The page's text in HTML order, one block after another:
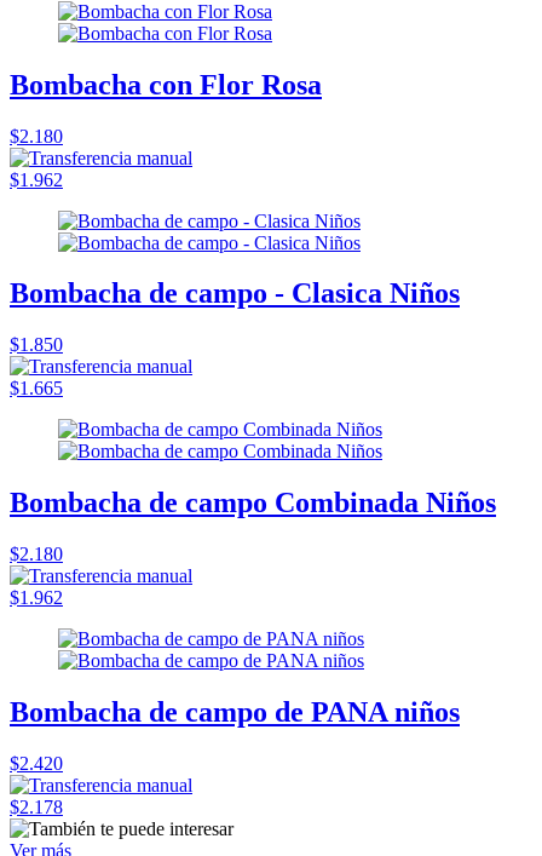
Bombacha con Flor Rosa
$2.180
$1.962
Bombacha de campo - Clasica Niños
$1.850
$1.665
Bombacha de campo Combinada Niños
$2.180
$1.962
Bombacha de campo de PANA niños
$2.420
$2.178
Ver más